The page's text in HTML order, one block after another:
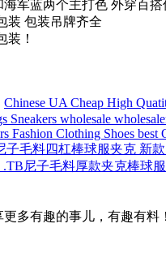
军蓝两个主打色 外穿百搭
装 包装吊牌齐全
装！
Chinese UA Cheap High
Sneakers wholesale
Fashion Clothing Shoes best
子毛料四杠棒球服夹克 新
尼子毛料厚款夹克棒球
多有趣的事儿，有趣有料！